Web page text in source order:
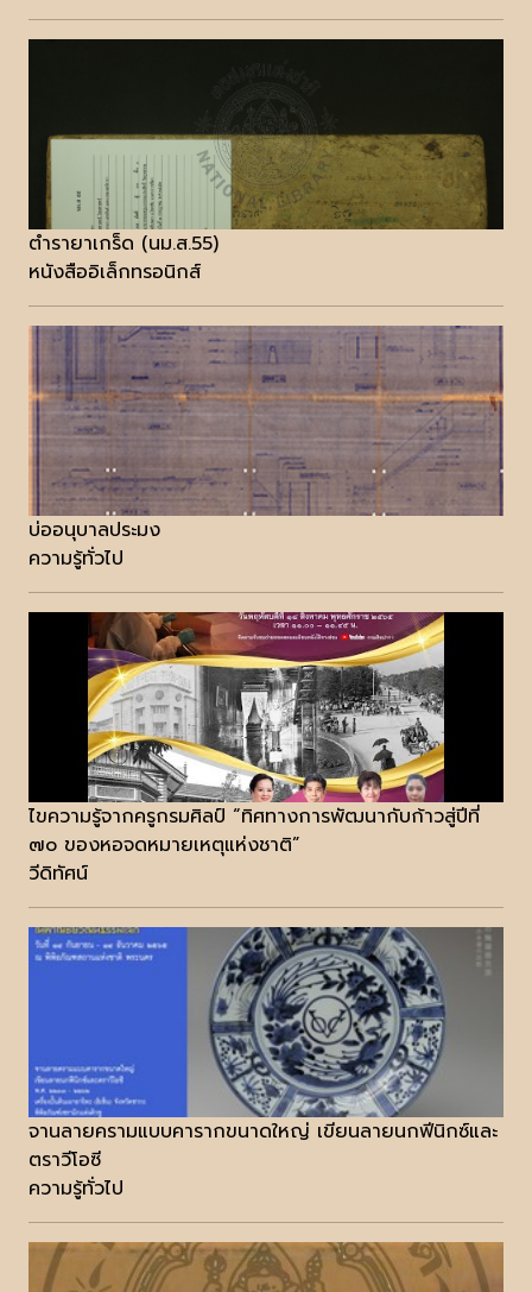
ตำรายาเกร็ด (นม.ส.55)
หนังสืออิเล็กทรอนิกส์
บ่ออนุบาลประมง
ความรู้ทั่วไป
ไขความรู้จากครูกรมศิลป์ “ทิศทางการพัฒนากับก้าวสู่ปีที่
๗๐ ของหอจดหมายเหตุแห่งชาติ”
วีดิทัศน์
จานลายครามแบบคารากขนาดใหญ่ เขียนลายนกฟีนิกซ์และ
ตราวีโอซี
ความรู้ทั่วไป